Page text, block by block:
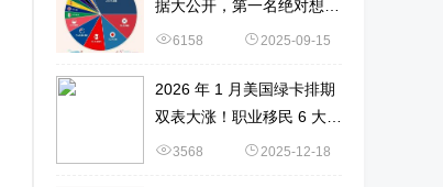
据大公开，第一名绝对想不
到6158 2025-09-15
2026 年 1 月美国绿卡排期
双表大涨！职业移民 6 大新
变化 + 申请策略
3568 2025-12-18